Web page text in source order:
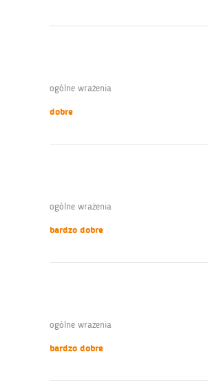
ogólne wrażenia
dobre
ogólne wrażenia
bardzo dobre
ogólne wrażenia
bardzo dobre